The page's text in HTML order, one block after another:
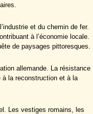
et du chemin de fer.
à l’économie locale.
de paysages pittoresques.
allemande. La résistance
à la reconstruction et à la
Les vestiges romains, les